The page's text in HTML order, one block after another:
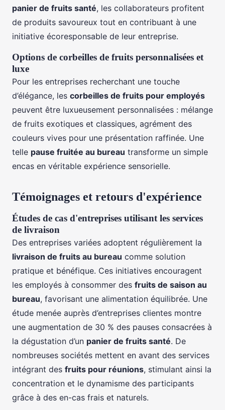
panier de fruits santé, les collaborateurs profitent
de produits savoureux tout en contribuant à une
initiative écoresponsable de leur entreprise.
Options de corbeilles de fruits personnalisées et
luxe
Pour les entreprises recherchant une touche
d’élégance, les corbeilles de fruits pour employés
peuvent être luxueusement personnalisées : mélange
de fruits exotiques et classiques, agrément des
couleurs vives pour une présentation raffinée. Une
telle pause fruitée au bureau transforme un simple
encas en véritable expérience sensorielle.
Témoignages et retours d'expérience
Études de cas d'entreprises utilisant les services
de livraison
Des entreprises variées adoptent régulièrement la
livraison de fruits au bureau comme solution
pratique et bénéfique. Ces initiatives encouragent
les employés à consommer des fruits de saison au
bureau, favorisant une alimentation équilibrée. Une
étude menée auprès d’entreprises clientes montre
une augmentation de 30 % des pauses consacrées à
la dégustation d’un panier de fruits santé. De
nombreuses sociétés mettent en avant des services
intégrant des fruits pour réunions, stimulant ainsi la
concentration et le dynamisme des participants
grâce à des en-cas frais et naturels.